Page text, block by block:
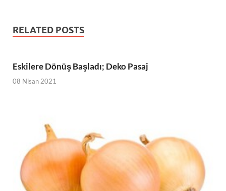
RELATED POSTS
Eskilere Dönüş Başladı; Deko Pasaj
08 Nisan 2021